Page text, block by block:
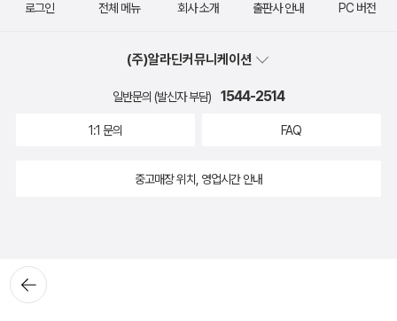
뒤로가
기
로그인 전체 메뉴 회사 소개 출판사 안내 PC 버전
(주)알라딘커뮤니케이션
일반문의 (발신자 부담) 1544-2514
1:1 문의 FAQ
중고매장 위치, 영업시간 안내